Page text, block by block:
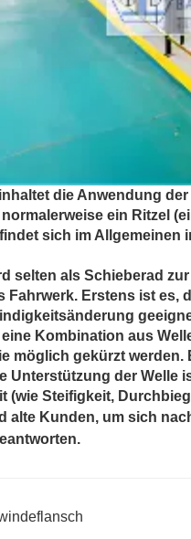
die Anwendung
ein Ritzel
sich im
selten als Schieberad
Fahrwerk. Erstens ist
eine Kombination aus
möglich gekürzt
Unterstützung der Welle
(wie Steifigkeit,
alte Kunden, um sich